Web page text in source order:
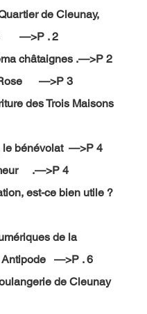
de Cleunay,
—>P . 2
châtaignes .—>P 2
—>P 3
des Trois Maisons
le bénévolat  —>P 4
.—>P 4
est-ce bien utile ?
de la
—>P . 6
de Cleunay